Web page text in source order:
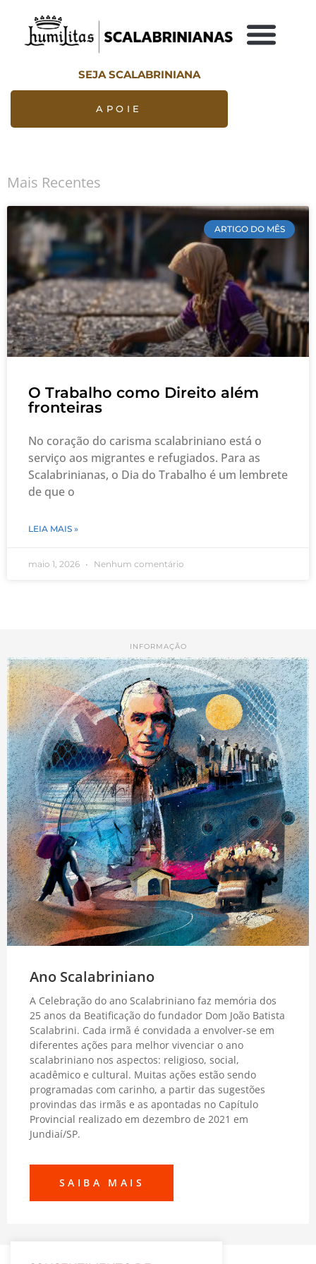
SEJA SCALABRINIANA
APOIE
Mais Recentes
ARTIGO DO MÊS
O Trabalho como Direito além
fronteiras
No coração do carisma scalabriniano está o
serviço aos migrantes e refugiados. Para as
Scalabrinianas, o Dia do Trabalho é um lembrete
de que o
LEIA MAIS »
maio 1, 2026 Nenhum comentário
INFORMAÇÃO
Ano Scalabriniano
A Celebração do ano Scalabriniano faz memória dos
25 anos da Beatificação do fundador Dom João Batista
Scalabrini. Cada irmã é convidada a envolver-se em
diferentes ações para melhor vivenciar o ano
scalabriniano nos aspectos: religioso, social,
acadêmico e cultural. Muitas ações estão sendo
programadas com carinho, a partir das sugestões
provindas das irmãs e as apontadas no Capítulo
Provincial realizado em dezembro de 2021 em
Jundiaí/SP.
SAIBA MAIS